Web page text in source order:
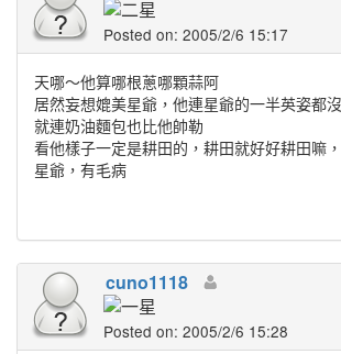
Posted on: 2005/2/6 15:17
天哪～他算哪根蔥哪顆蒜阿
居然妄想媲美星爺，他連星爺的一半英姿都
就連奶油麵包也比他帥勒
看他樣子一定是耕田的，耕田就好好耕田嘛
星爺，有毛病
cuno1118
Posted on: 2005/2/6 15:28